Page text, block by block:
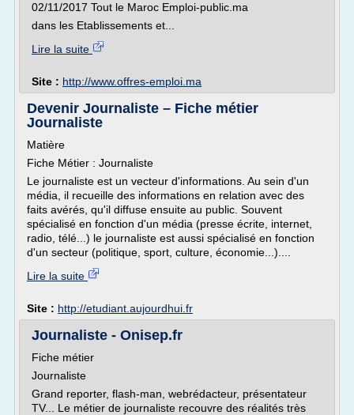
02/11/2017 Tout le Maroc Emploi-public.ma
dans les Etablissements et...
Lire la suite
Site : http://www.offres-emploi.ma
Devenir Journaliste – Fiche métier
Journaliste
Matière
Fiche Métier : Journaliste
Le journaliste est un vecteur d'informations. Au sein d'un
média, il recueille des informations en relation avec des
faits avérés, qu'il diffuse ensuite au public. Souvent
spécialisé en fonction d'un média (presse écrite, internet,
radio, télé...) le journaliste est aussi spécialisé en fonction
d'un secteur (politique, sport, culture, économie...)....
Lire la suite
Site : http://etudiant.aujourdhui.fr
Journaliste - Onisep.fr
Fiche métier
Journaliste
Grand reporter, flash-man, webrédacteur, présentateur
TV... Le métier de journaliste recouvre des réalités très